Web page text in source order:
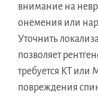
внимание на
онемения или
Уточнить
позволяет
требуется КТ
повреждения